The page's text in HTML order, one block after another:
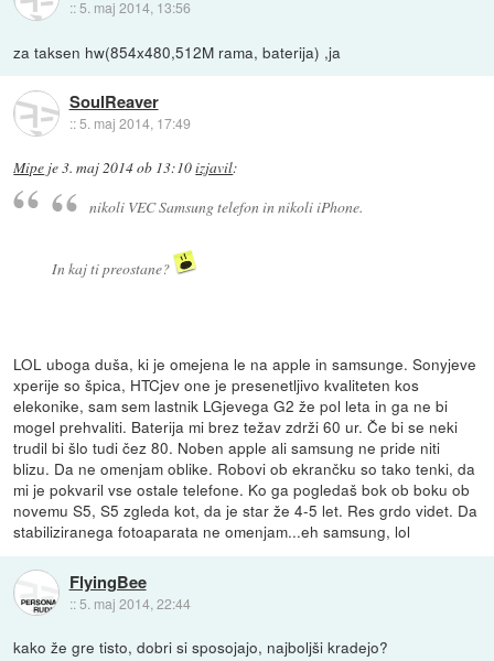
:: 5. maj 2014, 13:56
za taksen hw(854x480,512M rama, baterija) ,ja
SoulReaver
::5. maj 2014, 17:49
Mipe je3. maj 2014 ob 13:10izjavil:
nikoli VEC Samsung telefon in nikoli iPhone.
In kaj ti preostane?
LOL uboga duša, ki je omejena le na apple in samsunge. Sonyjeve
xperije so špica, HTCjev one je presenetljivo kvaliteten kos
elekonike, sam sem lastnik LGjevega G2 že pol leta in ga ne bi
mogel prehvaliti. Baterija mi brez težav zdrži 60 ur. Če bi se neki
trudil bi šlo tudi čez 80. Noben apple ali samsung ne pride niti
blizu. Da ne omenjam oblike. Robovi ob ekrančku so tako tenki, da
mi je pokvaril vse ostale telefone. Ko ga pogledaš bok ob boku ob
novemu S5, S5 zgleda kot, da je star že 4-5 let. Res grdo videt. Da
stabiliziranega fotoaparata ne omenjam...eh samsung, lol
FlyingBee
:: 5. maj 2014, 22:44
kako že gre tisto, dobri si sposojajo, najboljši kradejo?